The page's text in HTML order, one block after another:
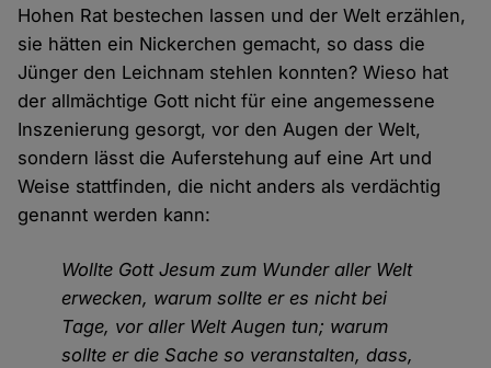
Hohen Rat bestechen lassen und der Welt erzählen,
sie hätten ein Nickerchen gemacht, so dass die
Jünger den Leichnam stehlen konnten? Wieso hat
der allmächtige Gott nicht für eine angemessene
Inszenierung gesorgt, vor den Augen der Welt,
sondern lässt die Auferstehung auf eine Art und
Weise stattfinden, die nicht anders als verdächtig
genannt werden kann:
Wollte Gott Jesum zum Wunder aller Welt
erwecken, warum sollte er es nicht bei
Tage, vor aller Welt Augen tun; warum
sollte er die Sache so veranstalten, dass,